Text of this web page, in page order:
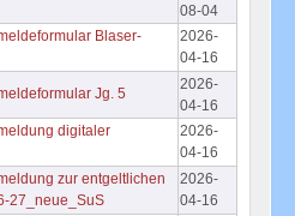
08-04
Blaser-
2026-
04-16
Jg. 5
2026-
04-16
digitaler
2026-
04-16
zur entgeltlichen
27_neue_SuS
2026-
04-16